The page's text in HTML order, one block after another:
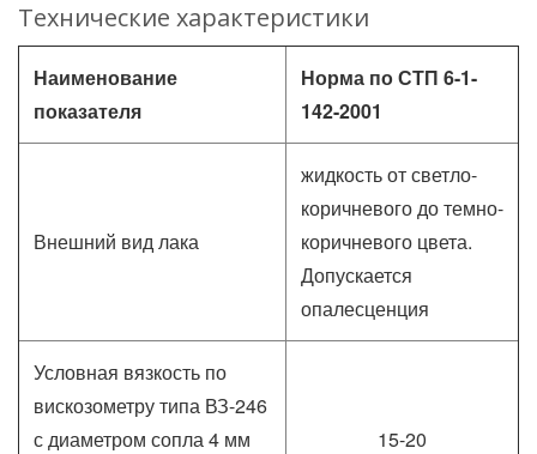
Технические характеристики
Наименование
показателя
Норма по СТП 6-1-
142-2001
Внешний вид лака
жидкость от светло-
коричневого до темно-
коричневого цвета.
Допускается
опалесценция
Условная вязкость по
вискозометру типа ВЗ-246
с диаметром сопла 4 мм
15-20